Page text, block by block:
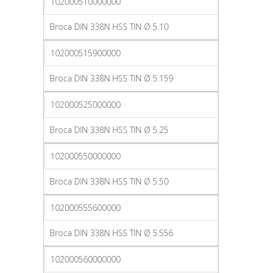
Broca DIN 338N HSS TIN Ø 5.10
102000515900000
Broca DIN 338N HSS TIN Ø 5.159
102000525000000
Broca DIN 338N HSS TIN Ø 5.25
102000550000000
Broca DIN 338N HSS TIN Ø 5.50
102000555600000
Broca DIN 338N HSS TIN Ø 5.556
102000560000000